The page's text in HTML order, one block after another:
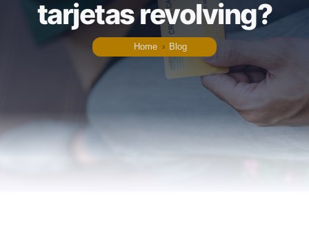
tarjetas revolving?
Home › Blog